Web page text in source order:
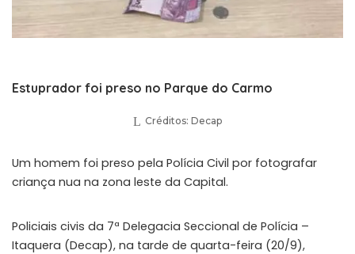
Estuprador foi preso no Parque do Carmo
Créditos: Decap
Um homem foi preso pela Polícia Civil por fotografar
criança nua na zona leste da Capital.
Policiais civis da 7ª Delegacia Seccional de Polícia –
Itaquera (Decap), na tarde de quarta-feira (20/9),